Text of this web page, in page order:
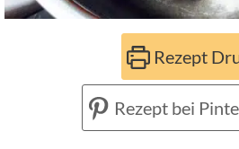
Rezept
Rezept bei